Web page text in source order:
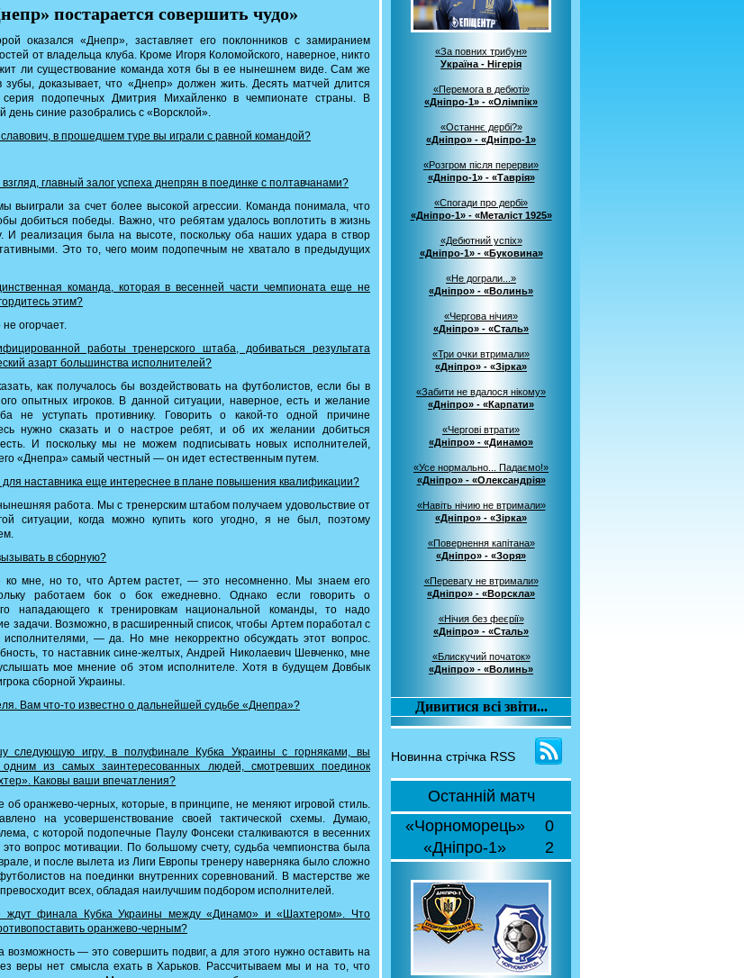
постарается совершить чудо»
оказался «Днепр», заставляет его поклонников с замиранием
от владельца клуба. Кроме Игоря Коломойского, наверное, никто
ли существование команда хотя бы в ее нынешнем виде. Сам же
зубы, доказывает, что «Днепр» должен жить. Десять матчей длится
серия подопечных Дмитрия Михайленко в чемпионате страны. В
день синие разобрались с «Ворсклой».
в прошедшем туре вы играли с равной командой?
главный залог успеха днепрян в поединке с полтавчанами?
выиграли за счет более высокой агрессии. Команда понимала, что
добиться победы. Важно, что ребятам удалось воплотить в жизнь
И реализация была на высоте, поскольку оба наших удара в створ
Это то, чего моим подопечным не хватало в предыдущих
команда, которая в весенней части чемпионата еще не
этим?
огорчает.
работы тренерского штаба, добиваться результата
азарт большинства исполнителей?
как получалось бы воздействовать на футболистов, если бы в
опытных игроков. В данной ситуации, наверное, есть и желание
не уступать противнику. Говорить о какой-то одной причине
нужно сказать и о настрое ребят, и об их желании добиться
И поскольку мы не можем подписывать новых исполнителей,
«Днепра» самый честный — он идет естественным путем.
наставника еще интереснее в плане повышения квалификации?
работа. Мы с тренерским штабом получаем удовольствие от
ситуации, когда можно купить кого угодно, я не был, поэтому
в сборную?
мне, но то, что Артем растет, — это несомненно. Мы знаем его
работаем бок о бок ежедневно. Однако если говорить о
нападающего к тренировкам национальной команды, то надо
задачи. Возможно, в расширенный список, чтобы Артем поработал с
исполнителями, — да. Но мне некорректно обсуждать этот вопрос.
то наставник сине-желтых, Андрей Николаевич Шевченко, мне
мое мнение об этом исполнителе. Хотя в будущем Довбык
сборной Украины.
Вам что-то известно о дальнейшей судьбе «Днепра»?
следующую игру, в полуфинале Кубка Украины с горняками, вы
из самых заинтересованных людей, смотревших поединок
Каковы ваши впечатления?
оранжево-черных, которые, в принципе, не меняют игровой стиль.
на усовершенствование своей тактической схемы. Думаю,
с которой подопечные Паулу Фонсеки сталкиваются в весенних
вопрос мотивации. По большому счету, судьба чемпионства была
и после вылета из Лиги Европы тренеру наверняка было сложно
на поединки внутренних соревнований. В мастерстве же
всех, обладая наилучшим подбором исполнителей.
финала Кубка Украины между «Динамо» и «Шахтером». Что
оранжево-черным?
— это совершить подвиг, а для этого нужно оставить на
веры нет смысла ехать в Харьков. Рассчитываем мы и на то, что
«За повних трибун»
Україна - Нігерія
«Перемога в дебюті»
«Дніпро-1» - «Олімпік»
«Останнє дербі?»
«Дніпро» - «Дніпро-1»
«Розгром після перерви»
«Дніпро-1» - «Таврія»
«Спогади про дербі»
«Дніпро-1» - «Металіст 1925»
«Дебютний успіх»
«Дніпро-1» - «Буковина»
«Не дограли...»
«Дніпро» - «Волинь»
«Чергова нічия»
«Дніпро» - «Сталь»
«Три очки втримали»
«Дніпро» - «Зірка»
«Забити не вдалося нікому»
«Дніпро» - «Карпати»
«Чергові втрати»
«Дніпро» - «Динамо»
«Усе нормально... Падаємо!»
«Дніпро» - «Олександрія»
«Навіть нічию не втримали»
«Дніпро» - «Зірка»
«Повернення капітана»
«Дніпро» - «Зоря»
«Перевагу не втримали»
«Дніпро» - «Ворскла»
«Нічия без феєрії»
«Дніпро» - «Сталь»
«Блискучий початок»
«Дніпро» - «Волинь»
Дивитися всі звіти...
Новинна стрічка RSS
Останній матч
«Чорноморець»
0
«Дніпро-1»
2